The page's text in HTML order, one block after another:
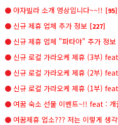
야자빌라 소개 영상입니다~~!! [95]
신규 제휴 업체 추가 정보 [227]
신규 제휴 업체 "파타야" 추가 정보
신규 로컬 가라오케 제휴 (3부)
신규 로컬 가라오케 제휴 (2부)
신규 로컬 가라오케 제휴 (1부)
여꿈 숙소 선물 이벤트~!! feat : 개
여꿈제휴 업소??? 저는 이렇게 생